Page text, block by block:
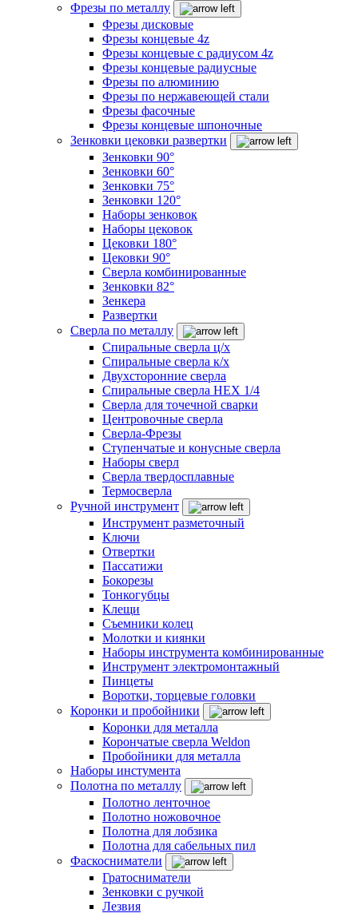
Фрезы по металлу
Фрезы дисковые
Фрезы концевые 4z
Фрезы концевые с радиусом 4z
Фрезы концевые радиусные
Фрезы по алюминию
Фрезы по нержавеющей стали
Фрезы фасочные
Фрезы концевые шпоночные
Зенковки цековки развертки
Зенковки 90°
Зенковки 60°
Зенковки 75°
Зенковки 120°
Наборы зенковок
Наборы цековок
Цековки 180°
Цековки 90°
Сверла комбинированные
Зенковки 82°
Зенкера
Развертки
Сверла по металлу
Спиральные сверла ц/х
Спиральные сверла к/х
Двухсторонние сверла
Спиральные сверла HEX 1/4
Сверла для точечной сварки
Центровочные сверла
Сверла-Фрезы
Ступенчатые и конусные сверла
Наборы сверл
Сверла твердосплавные
Термосверла
Ручной инструмент
Инструмент разметочный
Ключи
Отвертки
Пассатижи
Бокорезы
Тонкогубцы
Клещи
Съемники колец
Молотки и киянки
Наборы инструмента комбинированные
Инструмент электромонтажный
Пинцеты
Воротки, торцевые головки
Коронки и пробойники
Коронки для металла
Корончатые сверла Weldon
Пробойники для металла
Наборы инстумента
Полотна по металлу
Полотно ленточное
Полотно ножовочное
Полотна для лобзика
Полотна для сабельных пил
Фаскосниматели
Гратосниматели
Зенковки с ручкой
Лезвия